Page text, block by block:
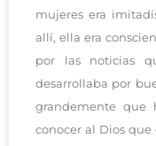
mujeres era
allí, ella era
por las noticias
desarrollaba por
grandemente que
conocer al Dios